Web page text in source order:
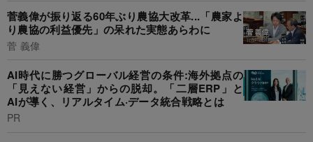
菅義偉が振り返る60年ぶり農協大改革...「農家よ
り農協の利益優先」の呆れた実態あらわに
菅 義偉
AI時代に勝つグローバル経営の条件:海外拠点の
「見えない経営」からの脱却。「二層ERP」と
AIが導く、リアルタイム·データ統合戦略とは
PR